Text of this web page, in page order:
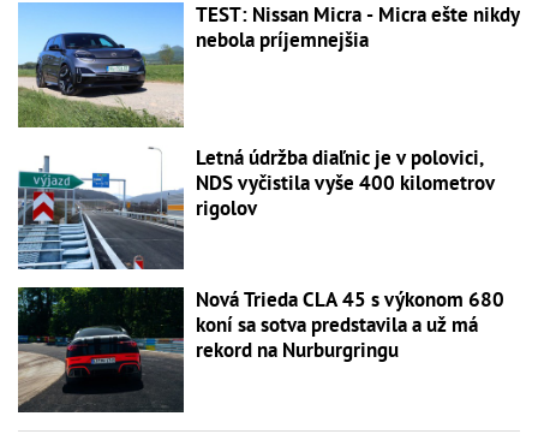
TEST: Nissan Micra - Micra ešte nikdy
nebola príjemnejšia
Letná údržba diaľnic je v polovici,
NDS vyčistila vyše 400 kilometrov
rigolov
Nová Trieda CLA 45 s výkonom 680
koní sa sotva predstavila a už má
rekord na Nurburgringu